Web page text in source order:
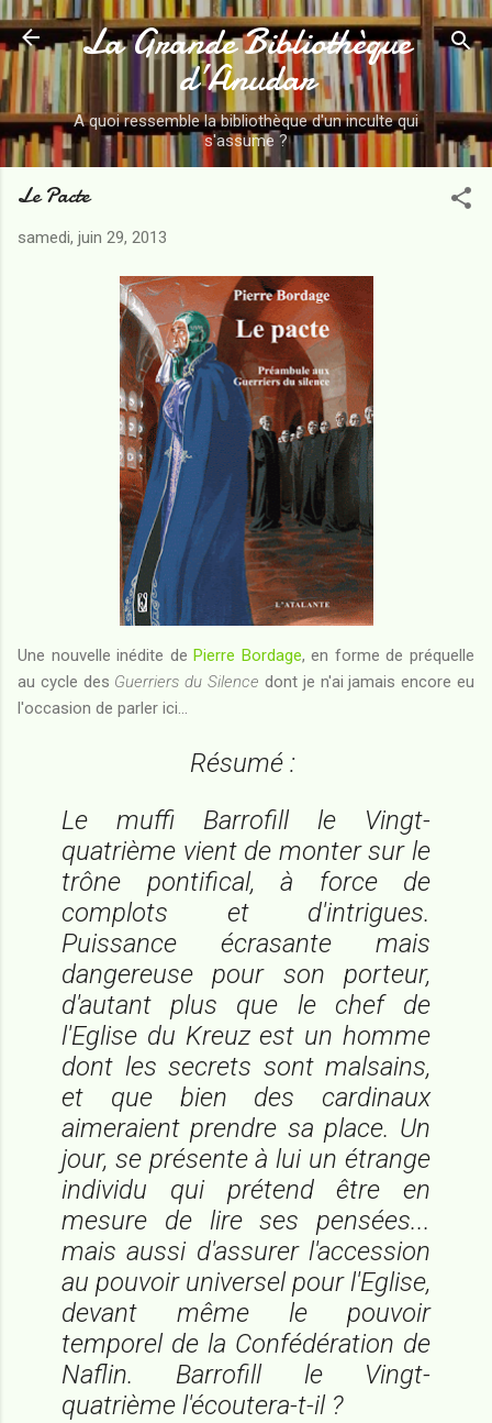
Accéder au contenu principal
La Grande Bibliothèque
d’Anudar
A quoi ressemble la bibliothèque d'un inculte qui
s'assume ?
Le Pacte
samedi, juin 29, 2013
Une nouvelle inédite dePierre Bordage, en forme de préquelle
au cycle des Guerriers du Silence dont je n'ai jamais encore eu
l'occasion de parler ici...
Résumé :
Le muffi Barrofill le Vingt-
quatrième vient de monter sur le
trône pontifical, à force de
complots et d'intrigues.
Puissance écrasante mais
dangereuse pour son porteur,
d'autant plus que le chef de
l'Eglise du Kreuz est un homme
dont les secrets sont malsains,
et que bien des cardinaux
aimeraient prendre sa place. Un
jour, se présente à lui un étrange
individu qui prétend être en
mesure de lire ses pensées...
mais aussi d'assurer l'accession
au pouvoir universel pour l'Eglise,
devant même le pouvoir
temporel de la Confédération de
Naflin. Barrofill le Vingt-
quatrième l'écoutera-t-il ?